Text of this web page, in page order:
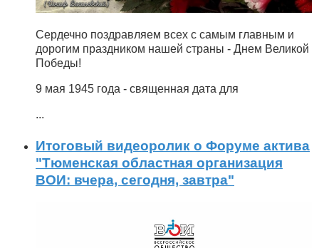
Сердечно поздравляем всех с самым главным и
дорогим праздником нашей страны - Днем Великой
Победы!
9 мая 1945 года - священная дата для
...
Итоговый видеоролик о Форуме актива
"Тюменская областная организация
ВОИ: вчера, сегодня, завтра"